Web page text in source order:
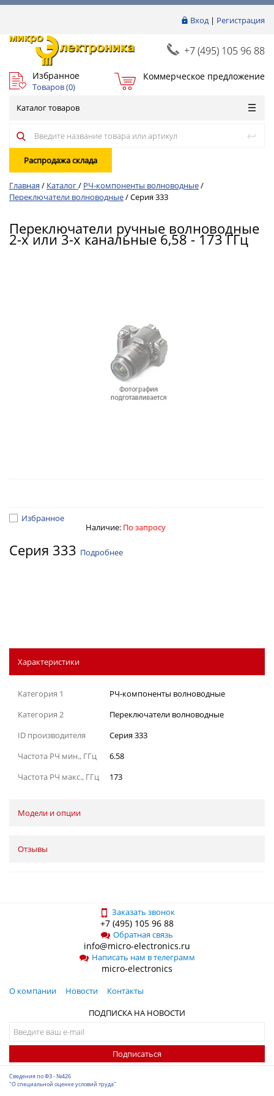
Вход| Регистрация
+7 (495) 105 96 88
Избранное
Товаров (0)
Коммерческое предложение
Каталог товаров
Распродажа склада
Главная / Каталог/ РЧ-компоненты волноводные/
Переключатели волноводные/Серия 333
Переключатели ручные волноводные
2-х или 3-х канальные 6,58 - 173 ГГц
Избранное
Наличие: По запросу
Серия 333 Подробнее
Характеристики
Категория 1
РЧ-компоненты волноводные
Категория 2
Переключатели волноводные
ID производителя
Серия 333
Частота РЧ мин., ГГц
6.58
Частота РЧ макс., ГГц
173
Модели и опции
Отзывы
Заказать звонок
+7 (495) 105 96 88
Обратная связь
info@micro-electronics.ru
Написать нам в телеграмм
micro-electronics
О компании Новости
Контакты
ПОДПИСКА НА НОВОСТИ
Подписаться
Сведения по ФЗ - №426
"О специальной оценке условий труда"